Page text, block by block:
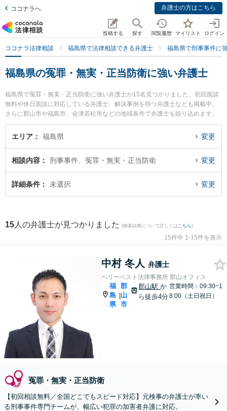
ココナラへ 弁護士の方はこちら
投稿する 探す 閲覧履歴 マイリスト ログイン
ココナラ法律相談 福島県で法律相談できる弁護士 福島県で刑事事件に
福島県の冤罪・無実・正当防衛に強い弁護士
福島県で冤罪・無実・正当防衛に強い弁護士が15名見つかりました。初回面談
無料や休日面談に対応している弁護士、解決事例を持つ弁護士なども掲載中。
さらに郡山市や福島市、会津若松市などの地域条件で弁護士を絞り込めます。
刑事事件に関係する加害者側や少年事件、再犯・前科あり等の細かな分野での
絞り込み検索もでき便利です。特にベリーベスト法律事務所 郡山オフィスの中
ています。『福島県で土日や夜間に発生した冤罪・無実・正当防衛のトラブル
を今すぐに弁護士に相談したい』『冤罪・無実・正当防衛のトラブル解決の実
績豊富な近くの弁護士を検索したい』『初回相談無料で冤罪・無実・正当防衛
エリア 福島県 変更
相談内容 刑事事件、冤罪・無実・正当防衛 変更
詳細条件 未選択 変更
15 人の弁護士が見つかりました (検索結果について詳しくは こちら)
15件中 1-15件を表示
中村 冬人 弁護士
ベリーベスト法律事務所 郡山オフィス
福
島
県
|
郡
山
市
郡山駅か
ら徒歩4分
営業時間：09:30~1
8:00（土日祝日）
冤罪・無実・正当防衛
【初回相談無料／全国どこでもスピード対応】元検事の弁護士が率い
る刑事事件専門チームが、幅広い犯罪の加害者弁護に対応。